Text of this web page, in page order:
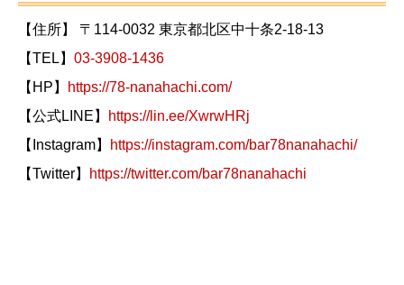
【住所】 〒114-0032 東京都北区中十条2-18-13
【TEL】 03-3908-1436
【HP】
https://78-nanahachi.com/
【公式LINE】
https://lin.ee/XwrwHRj
【Instagram】
https://instagram.com/bar78nanahachi/
【Twitter】
https://twitter.com/bar78nanahachi